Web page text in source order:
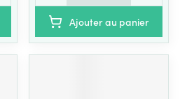
Ajouter au panier